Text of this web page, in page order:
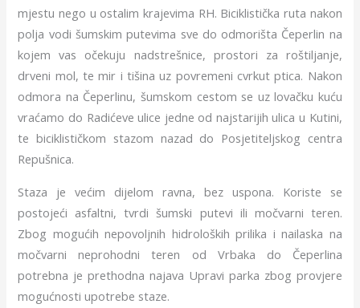
mjestu nego u ostalim krajevima RH. Biciklistička ruta nakon
polja vodi šumskim putevima sve do odmorišta Čeperlin na
kojem vas očekuju nadstrešnice, prostori za roštiljanje,
drveni mol, te mir i tišina uz povremeni cvrkut ptica. Nakon
odmora na Čeperlinu, šumskom cestom se uz lovačku kuću
vraćamo do Radićeve ulice jedne od najstarijih ulica u Kutini,
te biciklističkom stazom nazad do Posjetiteljskog centra
Repušnica.
Staza je većim dijelom ravna, bez uspona. Koriste se
postojeći asfaltni, tvrdi šumski putevi ili močvarni teren.
Zbog mogućih nepovoljnih hidroloških prilika i nailaska na
močvarni neprohodni teren od Vrbaka do Čeperlina
potrebna je prethodna najava Upravi parka zbog provjere
mogućnosti upotrebe staze.